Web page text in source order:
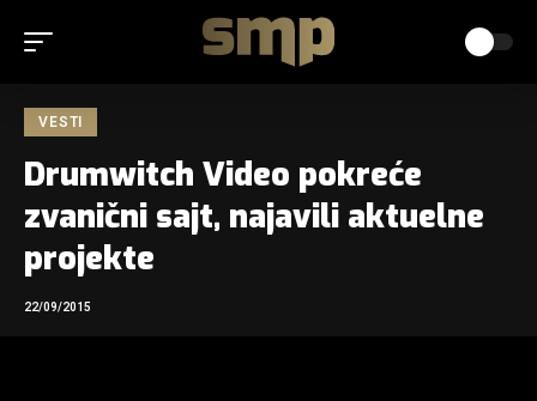
VESTI
Drumwitch Video pokreće
zvanični sajt, najavili aktuelne
projekte
22/09/2015